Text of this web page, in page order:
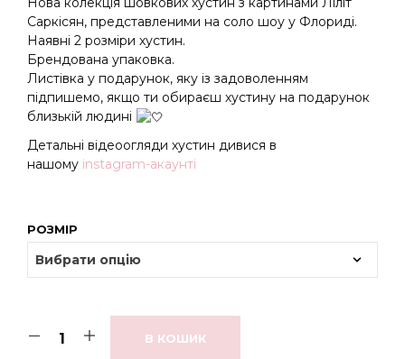
Саркісян, представленими на соло шоу у Флориді.
Наявні 2 розміри хустин.
Брендована упаковка.
Листівка у подарунок, яку із задоволенням
підпишемо, якщо ти обираєш хустину на подарунок
близькій людині
Детальні відеоогляди хустин дивися в
нашому instagram-акаунті
РОЗМІР
В КОШИК